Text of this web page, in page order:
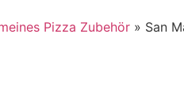
Pizza Zubehör » San